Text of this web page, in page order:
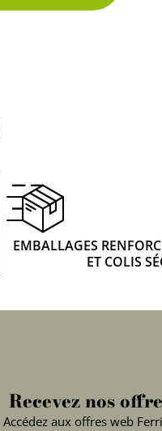
EMBALLAGES
ET COLIS
Recevez nos
Accédez aux offres web